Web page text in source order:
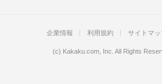
企業情報 利用規約 サイトマッ
(c) Kakaku.com, Inc. All Rights